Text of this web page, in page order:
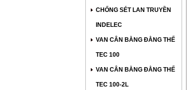
CHỐNG SÉT LAN TRUYỀN
INDELEC
VAN CÂN BẰNG ĐẲNG THẾ
TEC 100
VAN CÂN BẰNG ĐẲNG THẾ
TEC 100-2L